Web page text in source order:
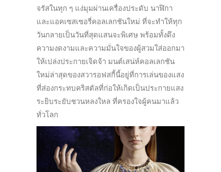
จรัสในทุก ๆ แง่มุมผ่านเครื่องประดับ นาฬิกา
และแอคเซสเซอรี่คอลเลกชันใหม่ ที่จะทำให้ทุก
วันกลายเป็นวันที่สุดแสนจะพิเศษ พร้อมทั้งดึง
ความงดงามและความมั่นใจของผู้สวมใส่ออกมา
ให้เปล่งประกายเจิดจ้า มนต์เสน่ห์คอลเลกชัน
ใหม่ล่าสุดของสวารอฟสกี้นี้อยู่ที่การเล่นของแสง
ที่ส่องกระทบคริสตัลที่ก่อให้เกิดเป็นประกายแสง
ระยิบระยับชวนหลงใหล ที่ครองใจผู้คนมาแล้ว
ทั่วโลก